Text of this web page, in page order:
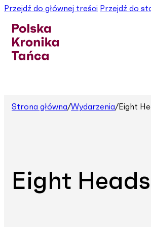
Przejdź do głównej treści Przejdź do
Strona główna/Wydarzenia/Eight
Eight Heads